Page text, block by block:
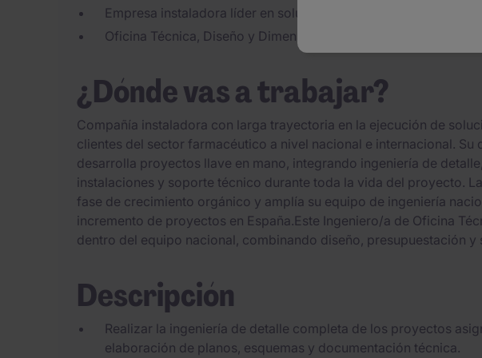
Empresa instaladora líder en soluciones de frío industrial -
Oficina Técnica, Diseño y Dimensionado de Proyectos,
¿Dónde vas a trabajar?
Compañía instaladora con larga trayectoria en la ejecución de
clientes del sector farmacéutico a nivel nacional e internacional. Su
desarrolla proyectos llave en mano, integrando ingeniería de
instalaciones y soporte técnico durante toda la vida del proyecto.
fase de crecimiento orgánico y amplía su equipo de ingeniería
incremento de proyectos en España.Este Ingeniero/a de Oficina
dentro del equipo nacional, combinando diseño, presupuestación
Descripción
Realizar la ingeniería de detalle completa de los proyectos
elaboración de planos, esquemas y documentación técnica.